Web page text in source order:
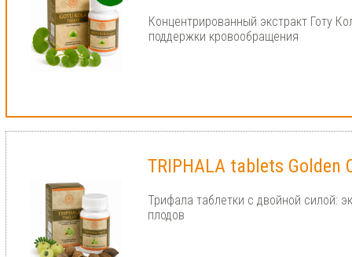
Концентрированный экстракт Готу
поддержки кровообращения
TRIPHALA tablets Golden
Трифала таблетки с двойной силой:
плодов